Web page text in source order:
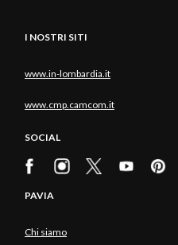
I NOSTRI SITI
www.in-lombardia.it
www.cmp.camcom.it
SOCIAL
PAVIA
Chi siamo